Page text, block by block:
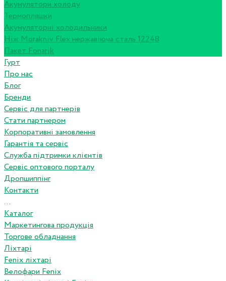
Акумулятори холоду
Термопляшки
Акумуляторні холодильники
Ніж Morakniv Flex нержавіюча сталь 12248
Пакет Fonarik
Гурт
Про нас
Блог
Бренди
Сервіс для партнерів
Стати партнером
Корпоративні замовлення
Гарантія та сервіс
Служба підтримки клієнтів
Сервіс оптового порталу
Дропшиппінг
Контакти
...
Каталог
Маркетингова продукція
Торгове обладнання
Ліхтарі
Fenix ліхтарі
Велофари Fenix